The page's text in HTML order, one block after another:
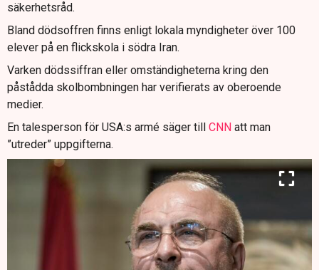
säkerhetsråd.
Bland dödsoffren finns enligt lokala myndigheter över 100
elever på en flickskola i södra Iran.
Varken dödssiffran eller omständigheterna kring den
påstådda skolbombningen har verifierats av oberoende
medier.
En talesperson för USA:s armé säger till CNN att man
”utreder” uppgifterna.